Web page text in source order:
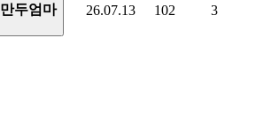
만두엄마 26.07.13 102 3